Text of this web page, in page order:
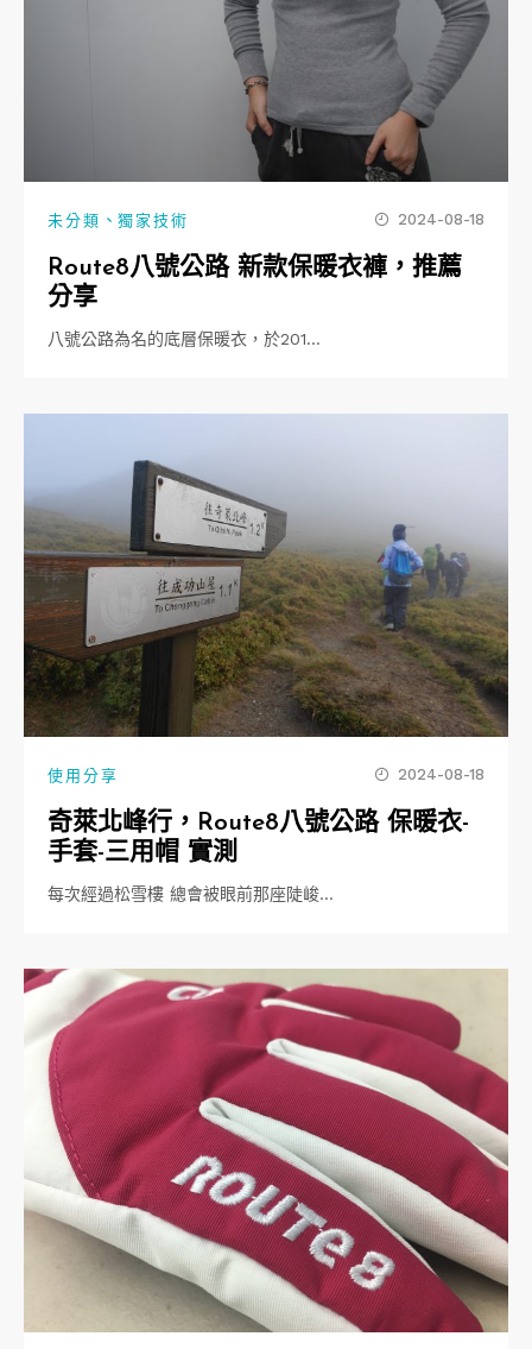
未分類 、獨家技術 2024-08-18
Route8八號公路 新款保暖衣褲，推薦
分享
八號公路為名的底層保暖衣，於201…
使用分享 2024-08-18
奇萊北峰行，Route8八號公路 保暖衣-
手套-三用帽 實測
每次經過松雪樓 總會被眼前那座陡峻…